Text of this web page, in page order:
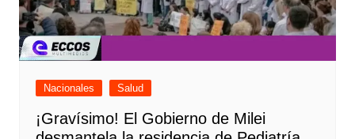
Nacionales Salud
¡Gravísimo! El Gobierno de Milei